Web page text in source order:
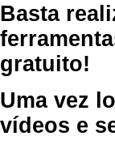
Basta
gratuito!
Uma vez
vídeos e